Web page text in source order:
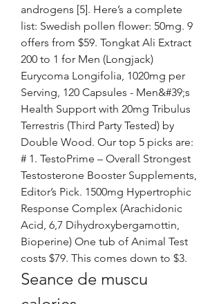
androgens [5]. Here’s a complete
list: Swedish pollen flower: 50mg. 9
offers from $59. Tongkat Ali Extract
200 to 1 for Men (Longjack)
Eurycoma Longifolia, 1020mg per
Serving, 120 Capsules - Men&#39;s
Health Support with 20mg Tribulus
Terrestris (Third Party Tested) by
Double Wood. Our top 5 picks are:
# 1. TestoPrime – Overall Strongest
Testosterone Booster Supplements,
Editor’s Pick. 1500mg Hypertrophic
Response Complex (Arachidonic
Acid, 6,7 Dihydroxybergamottin,
Bioperine) One tub of Animal Test
costs $79. This comes down to $3.
Seance de muscu